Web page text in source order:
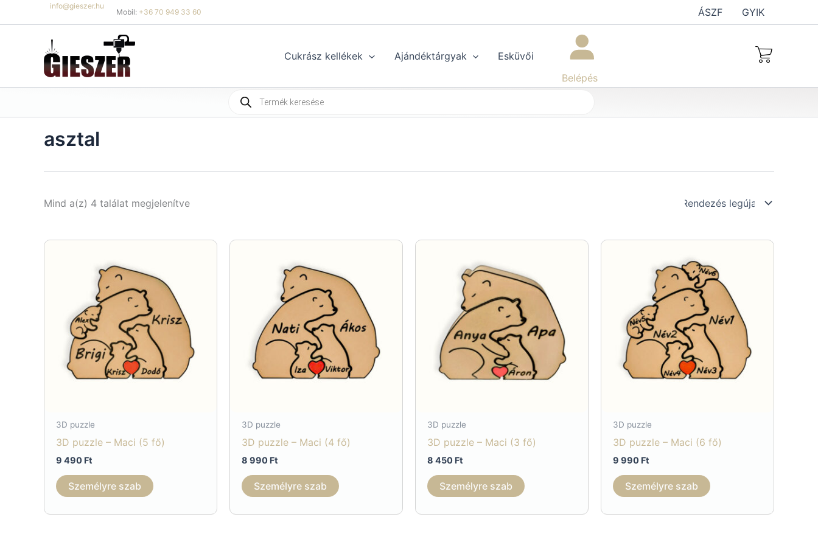
to
info@gieszer.hu
Mobil: +36 70 949 33 60 ÁSZF GYIK
Cukrász kellékek Ajándéktárgyak
Esküvői
Belépés
Products
search
asztal
Mind a(z) 4 találat megjelenítveSorted
3D puzzle
3D puzzle – Maci (5 fő)
9 490 Ft
Személyre szab
3D puzzle
3D puzzle – Maci (4 fő)
8 990 Ft
Személyre szab
3D puzzle
3D puzzle – Maci (3 fő)
8 450 Ft
Személyre szab
3D puzzle
3D puzzle – Maci (6 fő)
9 990 Ft
Személyre szab